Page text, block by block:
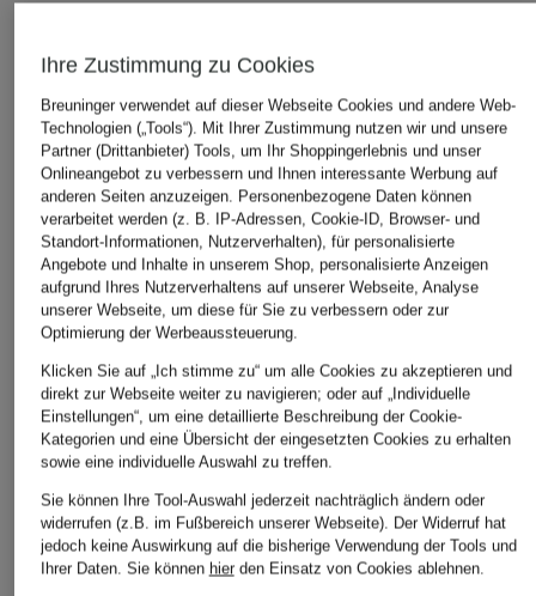
Ihre Zustimmung zu Cookies
Breuninger verwendet auf dieser Webseite Cookies und andere Web-
Technologien („Tools“). Mit Ihrer Zustimmung nutzen wir und unsere
Partner (Drittanbieter) Tools, um Ihr Shoppingerlebnis und unser
Onlineangebot zu verbessern und Ihnen interessante Werbung auf
anderen Seiten anzuzeigen. Personenbezogene Daten können
verarbeitet werden (z. B. IP-Adressen, Cookie-ID, Browser- und
Standort-Informationen, Nutzerverhalten), für personalisierte
Angebote und Inhalte in unserem Shop, personalisierte Anzeigen
aufgrund Ihres Nutzerverhaltens auf unserer Webseite, Analyse
unserer Webseite, um diese für Sie zu verbessern oder zur
Optimierung der Werbeaussteuerung.
Klicken Sie auf „Ich stimme zu“ um alle Cookies zu akzeptieren und
direkt zur Webseite weiter zu navigieren; oder auf „Individuelle
Einstellungen“, um eine detaillierte Beschreibung der Cookie-
Kategorien und eine Übersicht der eingesetzten Cookies zu erhalten
sowie eine individuelle Auswahl zu treffen.
Sie können Ihre Tool-Auswahl jederzeit nachträglich ändern oder
widerrufen (z.B. im Fußbereich unserer Webseite). Der Widerruf hat
jedoch keine Auswirkung auf die bisherige Verwendung der Tools und
Ihrer Daten. Sie können hierden Einsatz von Cookies ablehnen.